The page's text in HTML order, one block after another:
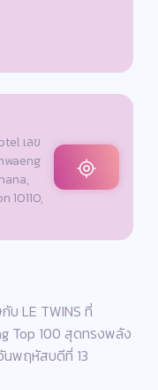
เลข
10110,
LE TWINS ที่
Top 100 สุดทรงพลัง
นพฤหัสบดีที่ 13